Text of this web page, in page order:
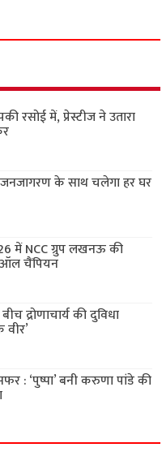
रसोई में, प्रेस्टीज ने उतारा
के साथ चलेगा हर घर
में NCC ग्रुप लखनऊ की
चैंपियन
द्रोणाचार्य की दुविधा
वीर’
: ‘पुष्पा’ बनी करुणा पांडे की